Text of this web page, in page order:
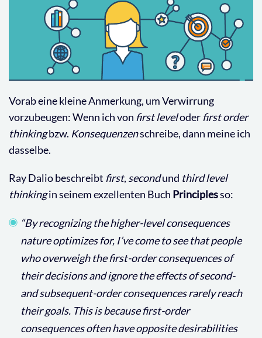
Vorab eine kleine Anmerkung, um Verwirrung
vorzubeugen: Wenn ich von first leveloder first order
thinkingbzw. Konsequenzenschreibe, dann meine ich
dasselbe.
Ray Dalio beschreibt first, secondund third level
thinkingin seinem exzellenten Buch Principlesso:
“By recognizing the higher-level consequences
nature optimizes for, I’ve come to see that people
who overweigh the first-order consequences of
their decisions and ignore the effects of second-
and subsequent-order consequences rarely reach
their goals. This is because first-order
consequences often have opposite desirabilities